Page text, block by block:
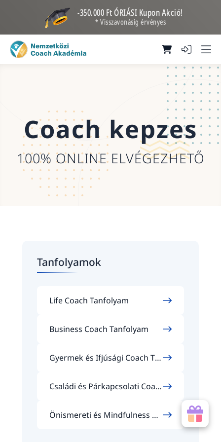
-350.000 Ft ÓRIÁSI Kupon Akció!
* Visszavonásig érvényes
Coach kepzes
100% ONLINE ELVÉGEZHETŐ
Tanfolyamok
Life Coach Tanfolyam
Business Coach Tanfolyam
Gyermek és Ifjúsági Coach Ta
Családi és Párkapcsolati Coac
Önismereti és Mindfulness Co